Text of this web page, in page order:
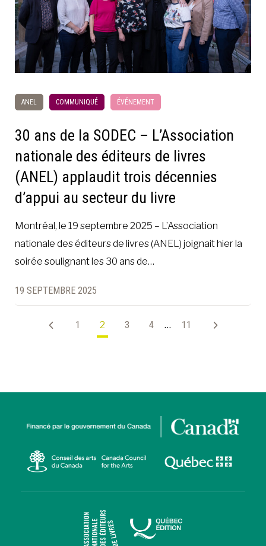
ANEL COMMUNIQUÉ ÉVÉNEMENT
30 ans de la SODEC – L’Association
nationale des éditeurs de livres
(ANEL) applaudit trois décennies
d’appui au secteur du livre
Montréal, le 19 septembre 2025 – L’Association
nationale des éditeurs de livres (ANEL) joignait hier la
soirée soulignant les 30 ans de…
19 SEPTEMBRE 2025
1 2 3 4 … 11